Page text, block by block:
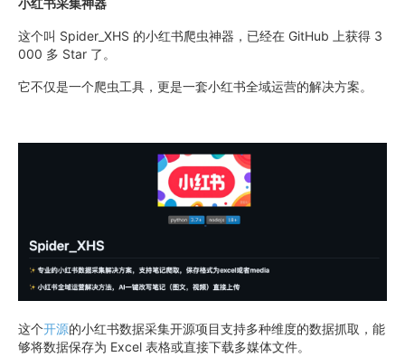
小红书采集神器
这个叫 Spider_XHS 的小红书爬虫神器，已经在 GitHub 上获得 3
000 多 Star 了。
它不仅是一个爬虫工具，更是一套小红书全域运营的解决方案。
这个开源的小红书数据采集开源项目支持多种维度的数据抓取，能
够将数据保存为 Excel 表格或直接下载多媒体文件。